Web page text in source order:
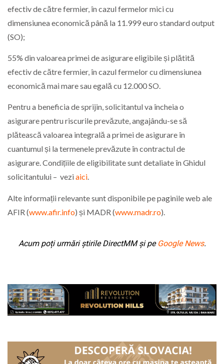
efectiv de către fermier, în cazul fermelor mici cu
dimensiunea economică până la 11.999 euro standard output
(SO);
55% din valoarea primei de asigurare eligibile și plătită
efectiv de către fermier, în cazul fermelor cu dimensiunea
economică mai mare sau egală cu 12.000 SO.
Pentru a beneficia de sprijin, solicitantul va încheia o
asigurare pentru riscurile prevăzute, angajându-se să
plătească valoarea integrală a primei de asigurare în
cuantumul și la termenele prevăzute în contractul de
asigurare. Condițiile de eligibilitate sunt detaliate în Ghidul
solicitantului – veziaici.
Alte informații relevante sunt disponibile pe paginile web ale
AFIR (www.afir.info) și MADR (www.madr.ro).
Acum poți urmări știrile DirectMM și pe Google News.